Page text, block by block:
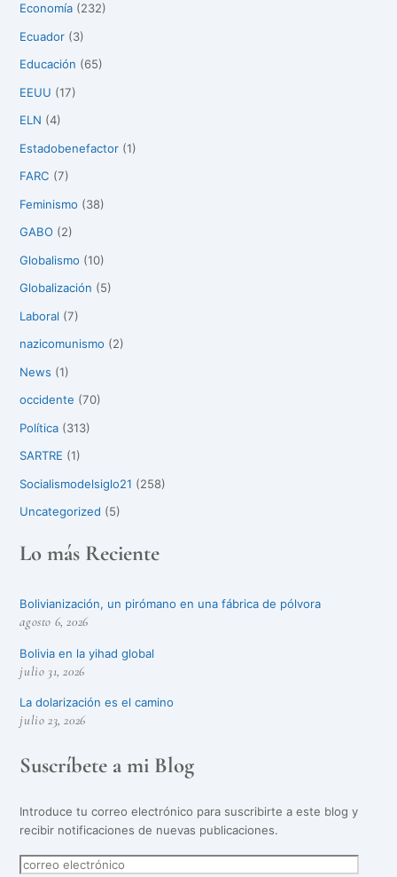
Economía (232)
Ecuador (3)
Educación (65)
EEUU (17)
ELN (4)
Estadobenefactor (1)
FARC (7)
Feminismo (38)
GABO (2)
Globalismo (10)
Globalización (5)
Laboral (7)
nazicomunismo (2)
News (1)
occidente (70)
Política (313)
SARTRE (1)
Socialismodelsiglo21 (258)
Uncategorized (5)
Lo más Reciente
Bolivianización, un pirómano en una fábrica de pólvora
agosto 6, 2026
Bolivia en la yihad global
julio 31, 2026
La dolarización es el camino
julio 23, 2026
Suscríbete a mi Blog
Introduce tu correo electrónico para suscribirte a este blog y
recibir notificaciones de nuevas publicaciones.
correo